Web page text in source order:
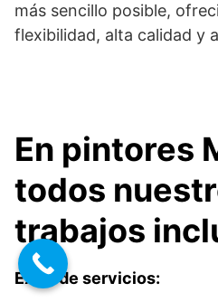
más sencillo posible,
flexibilidad, alta calidad y
En pintores
todos
trabajos
Extra de servicios: